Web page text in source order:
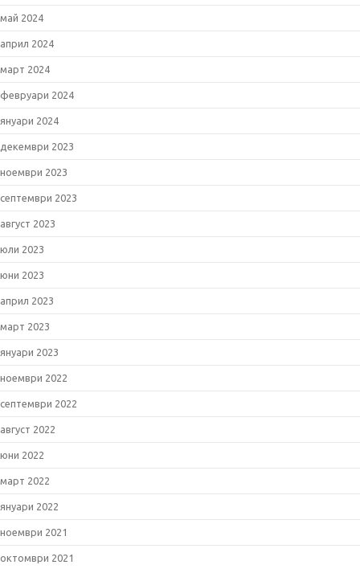
май 2024
април 2024
март 2024
февруари 2024
януари 2024
декември 2023
ноември 2023
септември 2023
август 2023
юли 2023
юни 2023
април 2023
март 2023
януари 2023
ноември 2022
септември 2022
август 2022
юни 2022
март 2022
януари 2022
ноември 2021
октомври 2021